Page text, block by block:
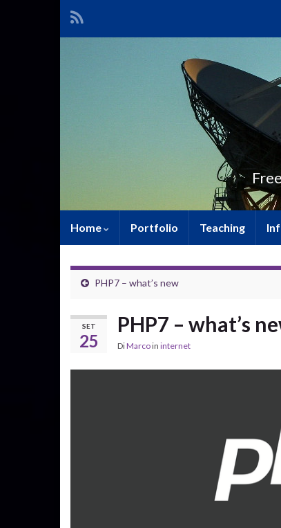
Home Portfolio Teaching
PHP7 – what’s new
SET
25
PHP7 – what’s
DiMarcoin internet